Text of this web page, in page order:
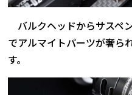
バルクヘッドからサスペ
でアルマイトパーツが奢ら
す。